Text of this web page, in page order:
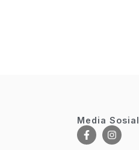
Media Sosial